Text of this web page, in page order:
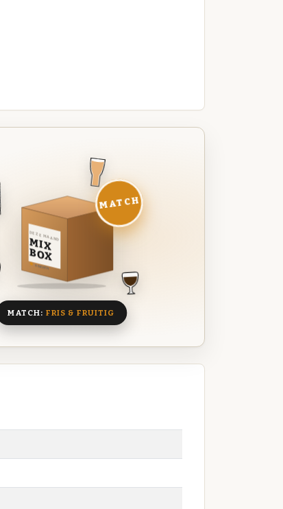
DEZE MAAND
MIX
BOX
8 BIEREN
MATCH
MATCH: FRIS & FRUITIG